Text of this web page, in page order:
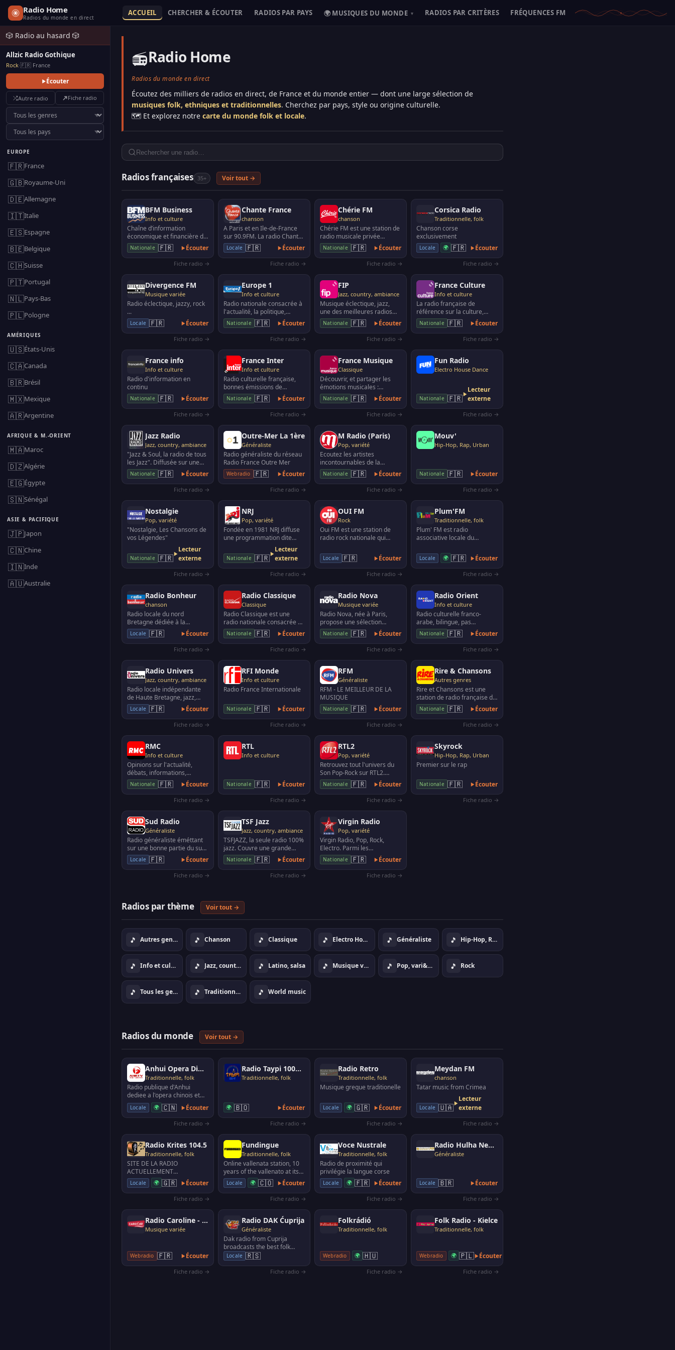
Radio Home
Radios du monde en direct
ACCUEIL CHERCHER & ÉCOUTER RADIOS PAR PAYS 🌍 MUSIQUES DU MONDE ▾ RADIOS PAR CRITÈRES FRÉQUENCES FM
🎲 Radio au hasard 🎲
Allzic Radio Gothique
Rock·🇫🇷 France
Écouter
Autre radio Fiche radio
EUROPE
🇫🇷France
🇬🇧Royaume-Uni
🇩🇪Allemagne
🇮🇹Italie
🇪🇸Espagne
🇧🇪Belgique
🇨🇭Suisse
🇵🇹Portugal
🇳🇱Pays-Bas
🇵🇱Pologne
AMÉRIQUES
🇺🇸États-Unis
🇨🇦Canada
🇧🇷Brésil
🇲🇽Mexique
🇦🇷Argentine
AFRIQUE & M.-ORIENT
🇲🇦Maroc
🇩🇿Algérie
🇪🇬Égypte
🇸🇳Sénégal
ASIE & PACIFIQUE
🇯🇵Japon
🇨🇳Chine
🇮🇳Inde
🇦🇺Australie
📻Radio Home
Radios du monde en direct
Écoutez des milliers de radios en direct, de France et du monde entier — dont une large sélection de
musiques folk, ethniques et traditionnelles. Cherchez par pays, style ou origine culturelle.
🗺️ Et explorez notre carte du monde folk et locale.
Radios françaises 35+ Voir tout →
BFM Business
Info et culture
Chaîne d’information
économique et financière de
France.
Nationale 🇫🇷 Écouter
Fiche radio →
Chante France
chanson
A Paris et en Ile-de-France
sur 90.9FM. La radio Chante
France est dédiée aux plus
belles chans…
Locale 🇫🇷 Écouter
Fiche radio →
Chérie FM
chanson
Chérie FM est une station de
radio musicale privée
appartenant au groupe NRJ,
destinée à un p…
Nationale 🇫🇷 Écouter
Fiche radio →
Corsica Radio
Traditionnelle, folk
Chanson corse
exclusivement
Locale 🌍 🇫🇷 Écouter
Fiche radio →
Divergence FM
Musique variée
Radio éclectique, jazzy, rock
...
Locale 🇫🇷 Écouter
Fiche radio →
Europe 1
Info et culture
Radio nationale consacrée à
l'actualité, la politique,
l'économie, au sport, etc
Nationale 🇫🇷 Écouter
Fiche radio →
FIP
Jazz, country, ambiance
Musique éclectique, jazz,
une des meilleures radios
musicales
Nationale 🇫🇷 Écouter
Fiche radio →
France Culture
Info et culture
La radio française de
référence sur la culture,
l'information et la politique
ou encore l'éco…
Nationale 🇫🇷 Écouter
Fiche radio →
France info
Info et culture
Radio d'information en
continu
Nationale 🇫🇷 Écouter
Fiche radio →
France Inter
Info et culture
Radio culturelle française,
bonnes émissions de
diverses thématiques,
quelques programmations …
Nationale 🇫🇷 Écouter
Fiche radio →
France Musique
Classique
Découvrir, et partager les
émotions musicales :
musique classique, jazz,
musiques du monde, ...
Nationale 🇫🇷 Écouter
Fiche radio →
Fun Radio
Electro House Dance
Nationale 🇫🇷
Lecteur
externe
Fiche radio →
Jazz Radio
Jazz, country, ambiance
"Jazz & Soul, la radio de tous
les Jazz". Diffusée sur une
trentaine de fréquences en
France, a…
Nationale 🇫🇷 Écouter
Fiche radio →
Outre-Mer La 1ère
Généraliste
Radio généraliste du réseau
Radio France Outre Mer
Webradio 🇫🇷 Écouter
Fiche radio →
M Radio (Paris)
Pop, variété
Ecoutez les artistes
incontournables de la
chanson française comme
Patrick Bruel, Pascal Obispo,
…
Nationale 🇫🇷 Écouter
Fiche radio →
Mouv'
Hip-Hop, Rap, Urban
Nationale 🇫🇷 Écouter
Fiche radio →
Nostalgie
Pop, variété
"Nostalgie, Les Chansons de
vos Légendes"
Nationale 🇫🇷
Lecteur
externe
Fiche radio →
NRJ
Pop, variété
Fondée en 1981 NRJ diffuse
une programmation dite
"Top 40", avec "tous les hits
numéros 1" chaq…
Nationale 🇫🇷
Lecteur
externe
Fiche radio →
OUI FM
Rock
Oui FM est une station de
radio rock nationale qui
FM) avec 27 fré…
Locale 🇫🇷 Écouter
Fiche radio →
Plum'FM
Traditionnelle, folk
Plum' FM est radio
associative locale du
Diffuse des musiques
variées, lo…
Locale 🌍 🇫🇷 Écouter
Fiche radio →
Radio Bonheur
chanson
Radio locale du nord
Bretagne dédiée à la
chanson française, du Val
André, diffusée de St M…
Locale 🇫🇷 Écouter
Fiche radio →
Radio Classique
Classique
Radio Classique est une
radio nationale consacrée à
la musique classique et à la
culture, avec…
Nationale 🇫🇷 Écouter
Fiche radio →
Radio Nova
Musique variée
Radio Nova, née à Paris,
propose une sélection
musicale éclectique. Elle
émet à Paris et da…
Nationale 🇫🇷 Écouter
Fiche radio →
Radio Orient
Info et culture
Radio culturelle franco-
arabe, bilingue, pas
seulement destinée aux
communautés d'origine
arabe…
Nationale 🇫🇷 Écouter
Fiche radio →
Radio Univers
Jazz, country, ambiance
Radio locale indépendante
de Haute Bretagne, jazz,
blues, classique
Locale 🇫🇷 Écouter
Fiche radio →
RFI Monde
Info et culture
Radio France Internationale
Nationale 🇫🇷 Écouter
Fiche radio →
RFM
Généraliste
RFM - LE MEILLEUR DE LA
MUSIQUE
Nationale 🇫🇷 Écouter
Fiche radio →
Rire & Chansons
Autres genres
Rire et Chansons est une
station de radio française de
NRJ Group, créée en 1989,
alternant pri…
Nationale 🇫🇷 Écouter
Fiche radio →
RMC
Info et culture
Opinions sur l'actualité,
débats, informations,
reportages
Nationale 🇫🇷 Écouter
Fiche radio →
RTL
Info et culture
Nationale 🇫🇷 Écouter
Fiche radio →
RTL2
Pop, variété
Retrouvez tout l'univers du
Son Pop-Rock sur RTL2.
Station de radio privée
émettant en France c…
Nationale 🇫🇷 Écouter
Fiche radio →
Skyrock
Hip-Hop, Rap, Urban
Premier sur le rap
Nationale 🇫🇷 Écouter
Fiche radio →
Sud Radio
Généraliste
Radio généraliste éméttant
sur une bonne partie du sud
de la France, ainsi qu'à Paris,
Borde…
Locale 🇫🇷 Écouter
Fiche radio →
TSF Jazz
Jazz, country, ambiance
TSFJAZZ, la seule radio 100%
jazz. Couvre une grande
partie du territoire français.
Musique et a…
Nationale 🇫🇷 Écouter
Fiche radio →
Virgin Radio
Pop, variété
Virgin Radio, Pop, Rock,
Electro. Parmi les
programmes, émissions de
Virgin Tonic et du Lab Virg…
Nationale 🇫🇷 Écouter
Fiche radio →
Radios par thème Voir tout →
🎵 Autres genres 🎵 Chanson 🎵 Classique 🎵 Electro House Dance 🎵 Généraliste 🎵 Hip-Hop, Rap, Urban
🎵 Info et culture 🎵 Jazz, country, ambiance 🎵 Latino, salsa 🎵 Musique vari&eacute;e 🎵 Pop, vari&eacute;t&eacute; 🎵 Rock
🎵 Tous les genres 🎵 Traditionnelle, folk 🎵 World music
Radios du monde Voir tout →
Anhui Opera Diffusion
Traditionnelle, folk
Radio publique d'Anhui
dediee a l'opera chinois et
aux traditions locales
comme le huangmei xi.
Locale 🌍 🇨🇳 Écouter
Fiche radio →
Radio Taypi 1000 AM
Traditionnelle, folk
🌍 🇧🇴 Écouter
Fiche radio →
Radio Retro
Traditionnelle, folk
Musique greque traditionelle
Locale 🌍 🇬🇷 Écouter
Fiche radio →
Meydan FM
chanson
Tatar music from Crimea
Locale 🇺🇦
Lecteur
externe
Fiche radio →
Radio Krites 104.5
Traditionnelle, folk
SITE DE LA RADIO
ACTUELLEMENT
INDISPONIBLE.
http://www.radiokrites889.gr
radio traditionelle de C…
Locale 🌍 🇬🇷 Écouter
Fiche radio →
Fundingue
Traditionnelle, folk
Online vallenata station, 10
years of the vallenato at its
maximum power
Locale 🌍 🇨🇴 Écouter
Fiche radio →
Voce Nustrale
Traditionnelle, folk
Radio de proximité qui
privilégie la langue corse
Locale 🌍 🇫🇷 Écouter
Fiche radio →
Radio Hulha Negra
Généraliste
Locale 🇧🇷 Écouter
Fiche radio →
Radio Caroline - CaroCelt
Musique variée
Webradio 🇫🇷 Écouter
Fiche radio →
Radio DAK Ćuprija
Généraliste
Dak radio from Cuprija
broadcasts the best folk
music, entertain you and
inform you about what's …
Locale 🇷🇸
Fiche radio →
Folkrádió
Traditionnelle, folk
Webradio 🌍 🇭🇺
Fiche radio →
Folk Radio - Kielce
Traditionnelle, folk
Webradio 🌍 🇵🇱 Écouter
Fiche radio →